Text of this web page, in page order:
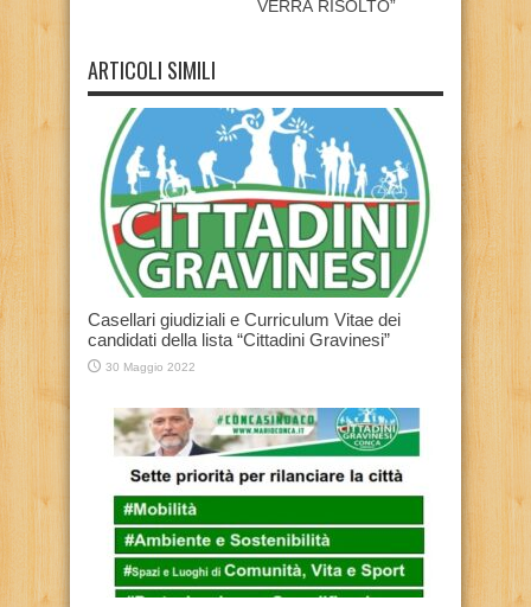
VERRÀ RISOLTO”
ARTICOLI SIMILI
Casellari giudiziali e Curriculum Vitae dei
candidati della lista “Cittadini Gravinesi”
30 Maggio 2022